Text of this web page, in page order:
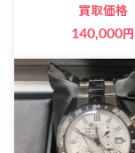
買取価格
140,000円